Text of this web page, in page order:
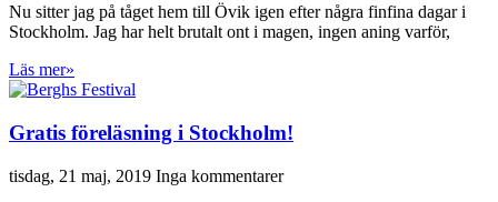
Nu sitter jag på tåget hem till Övik igen efter några finfina dagar i
Stockholm. Jag har helt brutalt ont i magen, ingen aning varför,
Läs mer»
Gratis föreläsning i Stockholm!
tisdag, 21 maj, 2019 Inga kommentarer